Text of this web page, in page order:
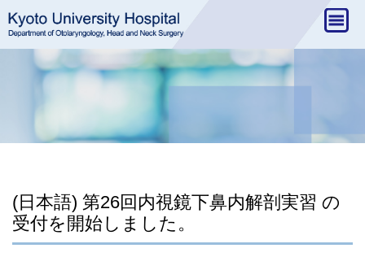
(日本語) 第26回内視鏡下鼻内解剖実習 の
受付を開始しました。